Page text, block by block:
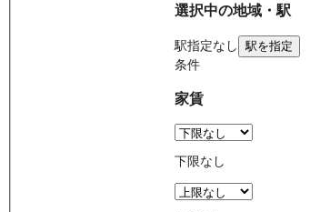
選択中の地域・駅
駅指定なし 駅を指定
条件
家賃
下限なし